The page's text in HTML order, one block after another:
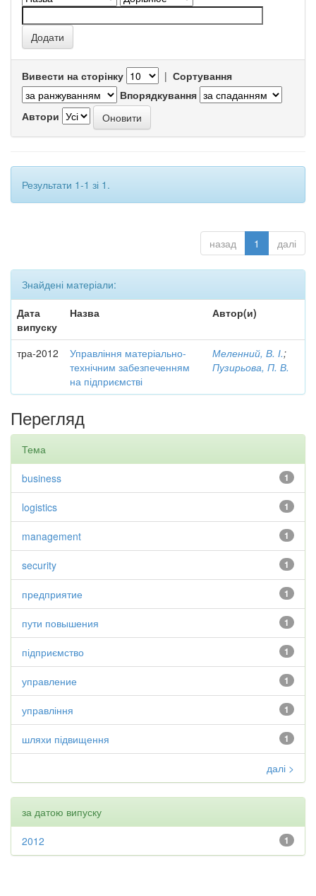
Вивести на сторінку | Сортування
Впорядкування
Автори
Результати 1-1 зі 1.
назад 1 далі
Знайдені матеріали:
Дата
випуску
Назва Автор(и)
тра-2012
Управління матеріально-
технічним забезпеченням
на підприємстві
Меленний, В. І.;
Пузирьова, П. В.
Перегляд
Тема
1
business
1
logistics
1
management
1
security
1
предприятие
1
пути повышения
1
підприємство
1
управление
1
управління
1
шляхи підвищення
далі >
за датою випуску
1
2012